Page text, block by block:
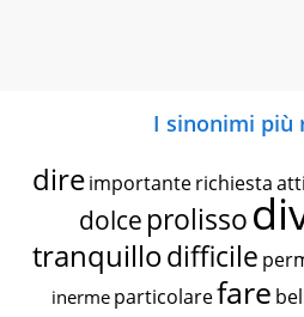
I sinonimi più
dire importante richiesta
dolce prolisso
tranquillodifficile
inerme particolarefare